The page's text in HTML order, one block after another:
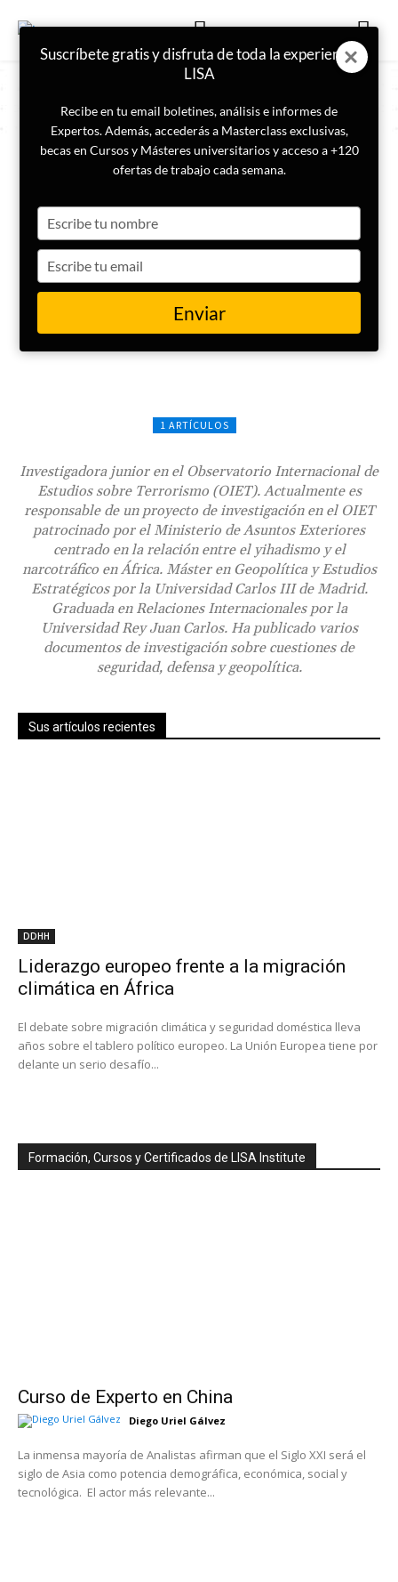
COLABORADOR
1 ARTÍCULOS
Investigadora junior en el Observatorio Internacional de
Estudios sobre Terrorismo (OIET). Actualmente es
responsable de un proyecto de investigación en el OIET
patrocinado por el Ministerio de Asuntos Exteriores
centrado en la relación entre el yihadismo y el
narcotráfico en África. Máster en Geopolítica y Estudios
Estratégicos por la Universidad Carlos III de Madrid.
Graduada en Relaciones Internacionales por la
Universidad Rey Juan Carlos. Ha publicado varios
documentos de investigación sobre cuestiones de
seguridad, defensa y geopolítica.
Sus artículos recientes
DDHH
Liderazgo europeo frente a la migración
climática en África
El debate sobre migración climática y seguridad doméstica lleva
años sobre el tablero político europeo. La Unión Europea tiene por
delante un serio desafío...
Formación, Cursos y Certificados de LISA Institute
Curso de Experto en China
Diego Uriel Gálvez
La inmensa mayoría de Analistas afirman que el Siglo XXI será el
siglo de Asia como potencia demográfica, económica, social y
tecnológica. El actor más relevante...
Suscríbete gratis y disfruta de toda la experiencia
LISA
Recibe en tu email boletines, análisis e informes de
Expertos. Además, accederás a Masterclass exclusivas,
becas en Cursos y Másteres universitarios y acceso a +120
ofertas de trabajo cada semana.
your
name
your
email
Enviar